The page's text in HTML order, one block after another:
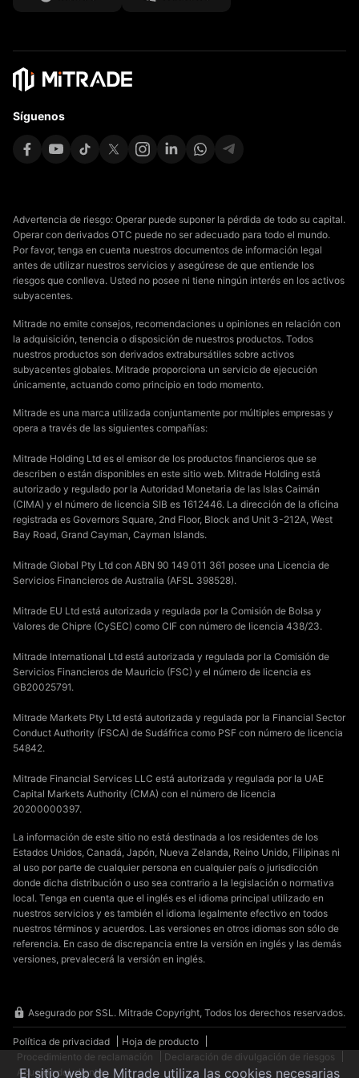
Síguenos
Advertencia de riesgo: Operar puede suponer la pérdida de todo su capital.
Operar con derivados OTC puede no ser adecuado para todo el mundo.
Por favor, tenga en cuenta nuestros documentos de información legal
antes de utilizar nuestros servicios y asegúrese de que entiende los
riesgos que conlleva. Usted no posee ni tiene ningún interés en los activos
subyacentes.
Mitrade no emite consejos, recomendaciones u opiniones en relación con
la adquisición, tenencia o disposición de nuestros productos. Todos
nuestros productos son derivados extrabursátiles sobre activos
subyacentes globales. Mitrade proporciona un servicio de ejecución
únicamente, actuando como principio en todo momento.
Mitrade es una marca utilizada conjuntamente por múltiples empresas y
opera a través de las siguientes compañías:
Mitrade Holding Ltd es el emisor de los productos financieros que se
describen o están disponibles en este sitio web. Mitrade Holding está
autorizado y regulado por la Autoridad Monetaria de las Islas Caimán
(CIMA) y el número de licencia SIB es 1612446. La dirección de la oficina
registrada es Governors Square, 2nd Floor, Block and Unit 3-212A, West
Bay Road, Grand Cayman, Cayman Islands.
Mitrade Global Pty Ltd con ABN 90 149 011 361 posee una Licencia de
Servicios Financieros de Australia (AFSL 398528).
Mitrade EU Ltd está autorizada y regulada por la Comisión de Bolsa y
Valores de Chipre (CySEC) como CIF con número de licencia 438/23.
Mitrade International Ltd está autorizada y regulada por la Comisión de
Servicios Financieros de Mauricio (FSC) y el número de licencia es
GB20025791.
Mitrade Markets Pty Ltd está autorizada y regulada por la Financial Sector
Conduct Authority (FSCA) de Sudáfrica como PSF con número de licencia
54842.
Mitrade Financial Services LLC está autorizada y regulada por la UAE
Capital Markets Authority (CMA) con el número de licencia
20200000397.
La información de este sitio no está destinada a los residentes de los
Estados Unidos, Canadá, Japón, Nueva Zelanda, Reino Unido, Filipinas ni
al uso por parte de cualquier persona en cualquier país o jurisdicción
donde dicha distribución o uso sea contrario a la legislación o normativa
local. Tenga en cuenta que el inglés es el idioma principal utilizado en
nuestros servicios y es también el idioma legalmente efectivo en todos
nuestros términos y acuerdos. Las versiones en otros idiomas son sólo de
referencia. En caso de discrepancia entre la versión en inglés y las demás
versiones, prevalecerá la versión en inglés.
Asegurado por SSL. Mitrade Copyright, Todos los derechos reservados.
Política de privacidad
Hoja de producto
Procedimiento de reclamación
Declaración de divulgación de riesgos
Acuerdo del cliente
El sitio web de Mitrade utiliza las cookies necesarias